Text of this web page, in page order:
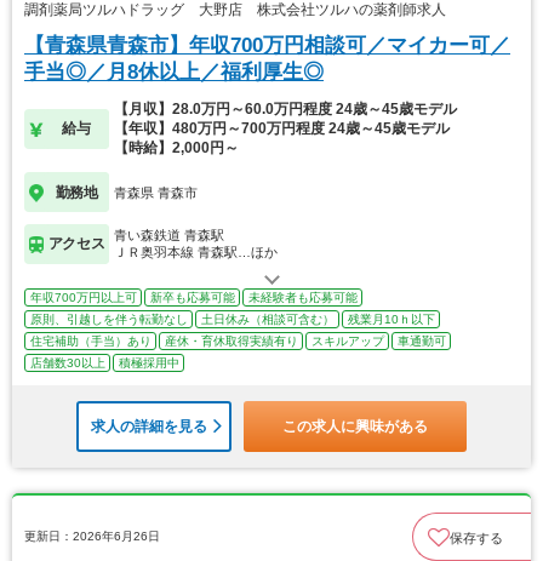
調剤薬局ツルハドラッグ 大野店 株式会社ツルハの薬剤師求人
【青森県青森市】年収700万円相談可／マイカー可／
手当◎／月8休以上／福利厚生◎
給与
【月収】28.0万円～60.0万円程度 24歳～45歳モデル
【年収】480万円～700万円程度 24歳～45歳モデル
【時給】2,000円～
勤務地 青森県 青森市
アクセス
青い森鉄道 青森駅
ＪＲ奥羽本線 青森駅…ほか
年収700万円以上可 新卒も応募可能
未経験者も応募可能
原則、引越しを伴う転勤なし
土日休み（相談可含む）
残業月10ｈ以下
住宅補助（手当）あり
産休・育休取得実績有り スキルアップ
車通勤可
店舗数30以上
積極採用中
求人の詳細を見る この求人に興味がある
更新日：2026年6月26日 保存する